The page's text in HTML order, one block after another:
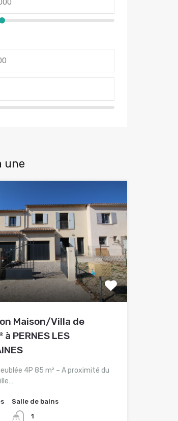
une
Maison/Villa de
à PERNES LES
4P 85 m² – A proximité du
Salle de bains
1